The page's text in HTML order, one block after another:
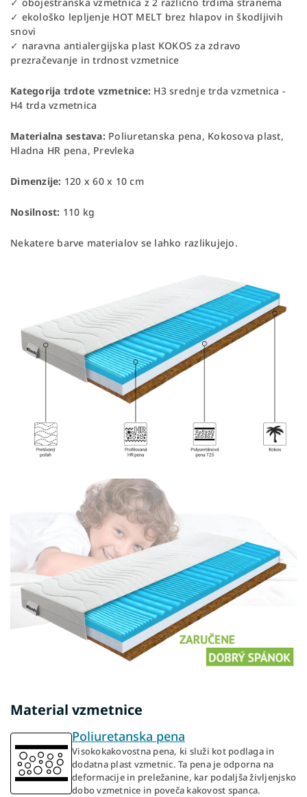
✓ ekološko lepljenje HOT MELT brez hlapov in škodljivih
snovi
✓ naravna antialergijska plast KOKOS za zdravo
prezračevanje in trdnost vzmetnice
Kategorija trdote vzmetnice: H3 srednje trda vzmetnica -
H4 trda vzmetnica
Materialna sestava: Poliuretanska pena, Kokosova plast,
Hladna HR pena, Prevleka
Dimenzije: 120 x 60 x 10 cm
Nosilnost: 110 kg
Nekatere barve materialov se lahko razlikujejo.
Material vzmetnice
Poliuretanska pena
Visokokakovostna pena, ki služi kot podlaga in
dodatna plast vzmetnic. Ta pena je odporna na
deformacije in preležanine, kar podaljša življenjsko
dobo vzmetnice in poveča kakovost spanca.